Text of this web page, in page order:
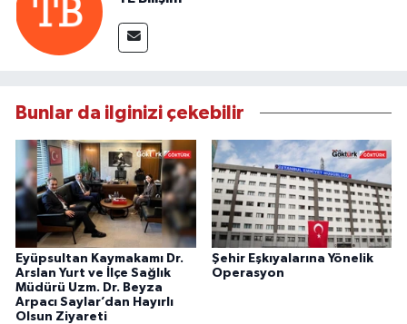
Bunlar da ilginizi çekebilir
Eyüpsultan Kaymakamı Dr.
Arslan Yurt ve İlçe Sağlık
Müdürü Uzm. Dr. Beyza
Arpacı Saylar’dan Hayırlı
Olsun Ziyareti
Şehir Eşkıyalarına Yönelik
Operasyon